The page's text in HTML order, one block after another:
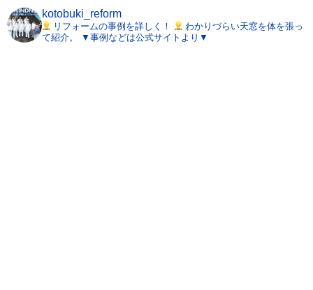
kotobuki_reform
リフォームの事例を詳しく！
わかりづらい天窓を体を張っ
て紹介。
▼事例などは公式サイトより▼